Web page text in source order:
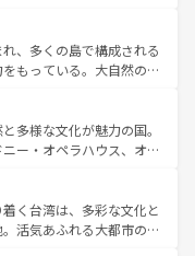
できる。 なお、新
を参照してほしい。
ッピング、エンターテイ
ットだ。一方、アメリカ
ドキャニオンやイエロー
と美食が融合した独特の
各地域で異なる魅力を楽
歴史を感じることができ
リカ
ほしい。
、多くの島で構成される
もっている。大自然の神
の観光地といえばオアフ
マウイ島やカウアイ島が
輝く海をはじめ、豊かな
を迎えてくれるハワイの
ハワイアンミュージッ
べてがハワイの魅力を彩
多様な文化が魅力の国。
ー・オペラハウス、オー
るウルル（エアーズロッ
やケアンズの熱帯雨林な
カフェやワイン、オージ
く台湾は、多彩な文化と
活気あふれる大都市の台